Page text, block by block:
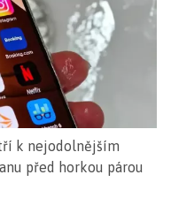
k nejodolnějším
před horkou párou